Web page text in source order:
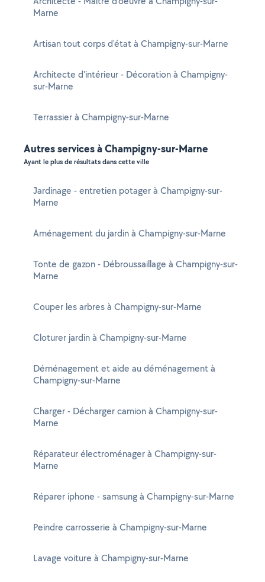
Marne
Artisan tout corps d'état à Champigny-sur-Marne
Architecte d'intérieur - Décoration à Champigny-
sur-Marne
Terrassier à Champigny-sur-Marne
Autres services à Champigny-sur-Marne
Ayant le plus de résultats dans cette ville
Jardinage - entretien potager à Champigny-sur-
Marne
Aménagement du jardin à Champigny-sur-Marne
Tonte de gazon - Débroussaillage à Champigny-sur-
Marne
Couper les arbres à Champigny-sur-Marne
Cloturer jardin à Champigny-sur-Marne
Déménagement et aide au déménagement à
Champigny-sur-Marne
Charger - Décharger camion à Champigny-sur-
Marne
Réparateur électroménager à Champigny-sur-
Marne
Réparer iphone - samsung à Champigny-sur-Marne
Peindre carrosserie à Champigny-sur-Marne
Lavage voiture à Champigny-sur-Marne